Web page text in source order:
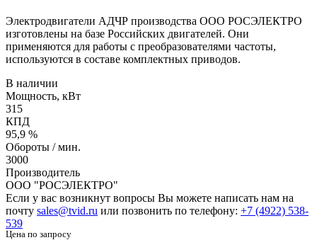
Электродвигатели АДЧР производства ООО РОСЭЛЕКТРО
изготовлены на базе Российских двигателей. Они
применяются для работы с преобразователями частоты,
используются в составе комплектных приводов.
В наличии
Мощность, кВт
315
КПД
95,9 %
Обороты / мин.
3000
Производитель
ООО "РОСЭЛЕКТРО"
Если у вас возникнут вопросы Вы можете написать нам на
почту sales@tvid.ru или позвонить по телефону: +7 (4922) 538-
539
Цена по запросу